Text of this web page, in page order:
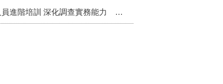
苗栗縣辦理115年度校園性別事件調查專業人員進階培訓 深化調查實務能力 持續打造安全友善校園